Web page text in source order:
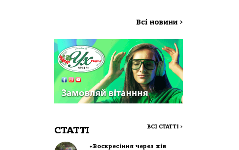
Всі новини >
СТАТТІ ВСІ СТАТТІ >
«Воскресіння через пів